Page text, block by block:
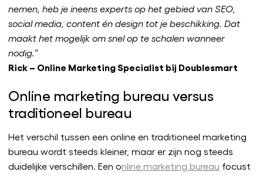
nemen, heb je ineens experts op het gebied van SEO,
social media, content én design tot je beschikking. Dat
maakt het mogelijk om snel op te schalen wanneer
nodig.”
Rick – Online Marketing Specialist bij Doublesmart
Online marketing bureau versus
traditioneel bureau
Het verschil tussen een online en traditioneel marketing
bureau wordt steeds kleiner, maar er zijn nog steeds
duidelijke verschillen. Een online marketing bureau focust